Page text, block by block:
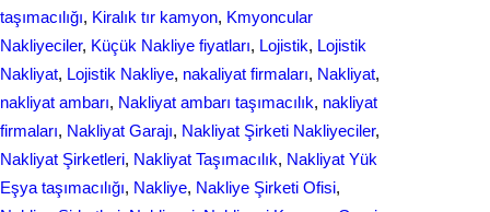
taşımacılığı, Kiralık tır kamyon, Kmyoncular
Nakliyeciler, Küçük Nakliye fiyatları, Lojistik, Lojistik
Nakliyat, Lojistik Nakliye, nakaliyat firmaları, Nakliyat
nakliyat ambarı, Nakliyat ambarı taşımacılık, nakliyat
firmaları, Nakliyat Garajı, Nakliyat Şirketi Nakliyeciler
Nakliyat Şirketleri, Nakliyat Taşımacılık, Nakliyat Yük
Eşya taşımacılığı, Nakliye, Nakliye Şirketi Ofisi